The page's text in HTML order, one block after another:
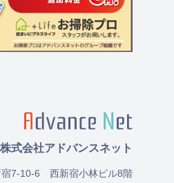
株式会社アドバンスネット
宿7-10-6 西新宿小林ビル8階